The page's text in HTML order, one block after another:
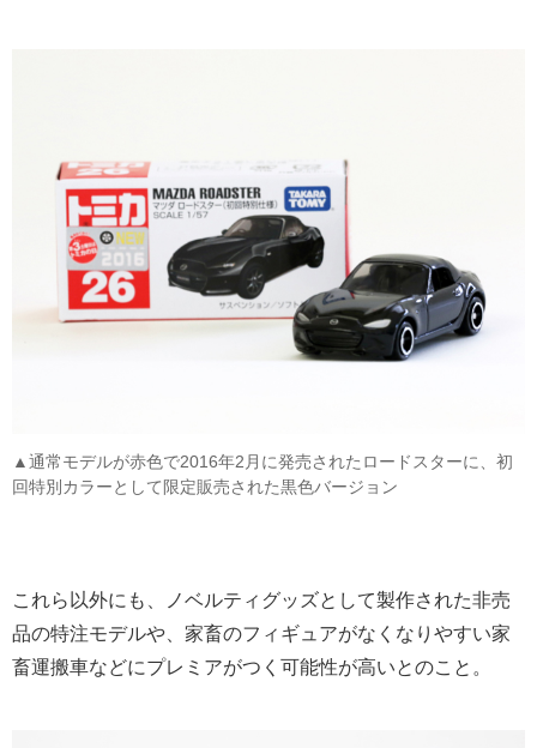
▲通常モデルが赤色で2016年2月に発売されたロードスターに、初
回特別カラーとして限定販売された黒色バージョン
これら以外にも、ノベルティグッズとして製作された非売
品の特注モデルや、家畜のフィギュアがなくなりやすい家
畜運搬車などにプレミアがつく可能性が高いとのこと。